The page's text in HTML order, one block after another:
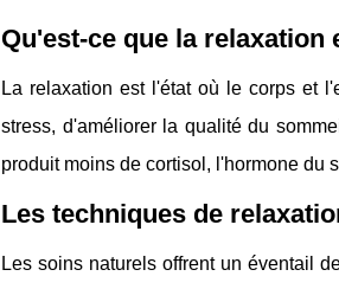
Qu'est-ce que la
La relaxation est l'état où le corps et
stress, d'améliorer la qualité du
produit moins de cortisol, l'hormone du
Les techniques de
Les soins naturels offrent un éventail